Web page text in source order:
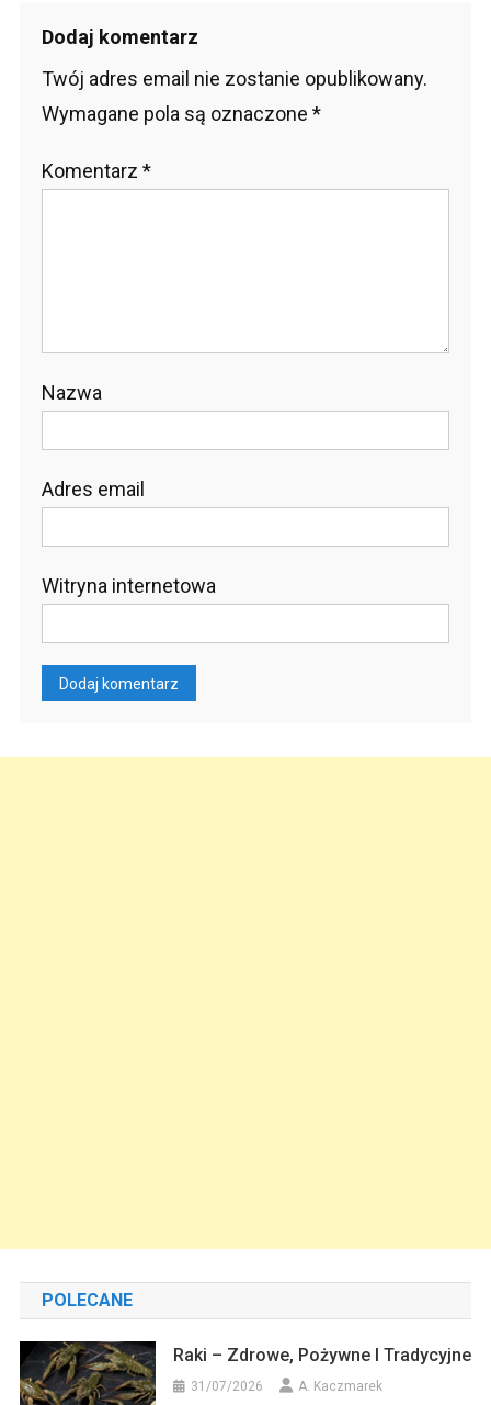
Dodaj komentarz
Twój adres email nie zostanie opublikowany.
Wymagane pola są oznaczone *
Komentarz *
Nazwa
Adres email
Witryna internetowa
POLECANE
Raki – Zdrowe, Pożywne I Tradycyjne
31/07/2026 A. Kaczmarek